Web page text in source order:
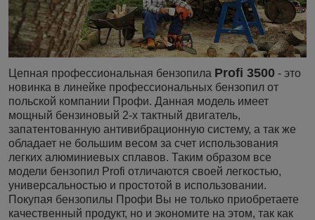
Цепная профессиональная бензопила Profi 3500 - это
новинка в линейке профессиональных бензопил от
польской компании Профи. Данная модель имеет
мощный бензиновый 2-х тактный двигатель,
запатентованную антивибрационную систему, а так же
обладает не большим весом за счет использования
легких алюминиевых сплавов. Таким образом все
модели бензопил Profi отличаются своей легкостью,
универсальностью и простотой в использовании.
Покупая бензопилы Профи Вы не только приобретаете
качественный продукт, но и экономите на этом, так как